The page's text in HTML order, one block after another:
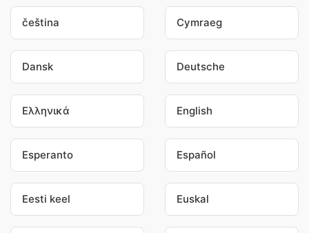
čeština Cymraeg
Dansk Deutsche
Ελληνικά English
Esperanto Español
Eesti keel Euskal